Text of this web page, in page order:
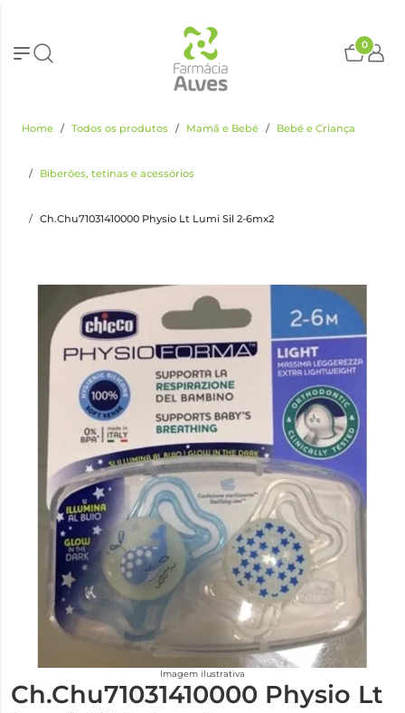
0
Home Todos os produtos Mamã e Bebé Bebé e Criança
Biberões, tetinas e acessórios
Ch.Chu71031410000 Physio Lt Lumi Sil 2-6mx2
Imagem ilustrativa
Ch.Chu71031410000 Physio Lt